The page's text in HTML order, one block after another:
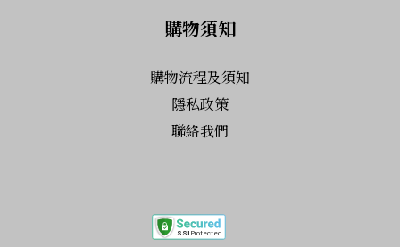
購物須知
購物流程及須知
隱私政策
聯絡我們